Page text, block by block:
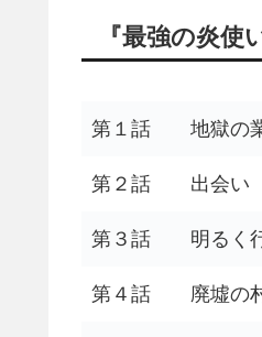
『最強の炎
第１話 地獄の
第２話 出会い
第３話 明るく
第４話 廃墟の